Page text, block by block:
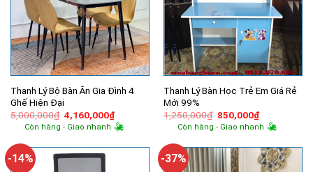
Thanh Lý Bộ Bàn Ăn Gia Đình 4
Ghế Hiện Đại
5,000,000₫ Giá
gốc
là:
4,160,000₫Giá
hiện
tại
4,160,000₫.
Còn hàng - Giao nhanh
Thanh Lý Bàn Học Trẻ Em Giá Rẻ
Mới 99%
1,250,000₫ Giá
gốc
là:
850,000₫Giá
hiện
tại
850,000₫.
Còn hàng - Giao nhanh
-14% -37%